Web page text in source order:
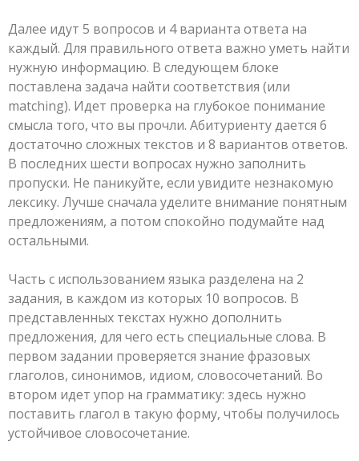
Далее идут 5 вопросов и 4 варианта ответа на
каждый. Для правильного ответа важно уметь найти
нужную информацию. В следующем блоке
поставлена задача найти соответствия (или
matching). Идет проверка на глубокое понимание
смысла того, что вы прочли. Абитуриенту дается 6
достаточно сложных текстов и 8 вариантов ответов.
В последних шести вопросах нужно заполнить
пропуски. Не паникуйте, если увидите незнакомую
лексику. Лучше сначала уделите внимание понятным
предложениям, а потом спокойно подумайте над
остальными.
Часть с использованием языка разделена на 2
задания, в каждом из которых 10 вопросов. В
представленных текстах нужно дополнить
предложения, для чего есть специальные слова. В
первом задании проверяется знание фразовых
глаголов, синонимов, идиом, словосочетаний. Во
втором идет упор на грамматику: здесь нужно
поставить глагол в такую форму, чтобы получилось
устойчивое словосочетание.